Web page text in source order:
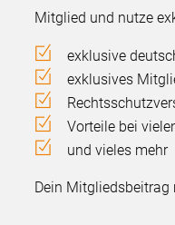
Mitglied und nutze
exklusive
exklusives
Vorteile bei
und vieles mehr
Dein Mitgliedsbeitrag